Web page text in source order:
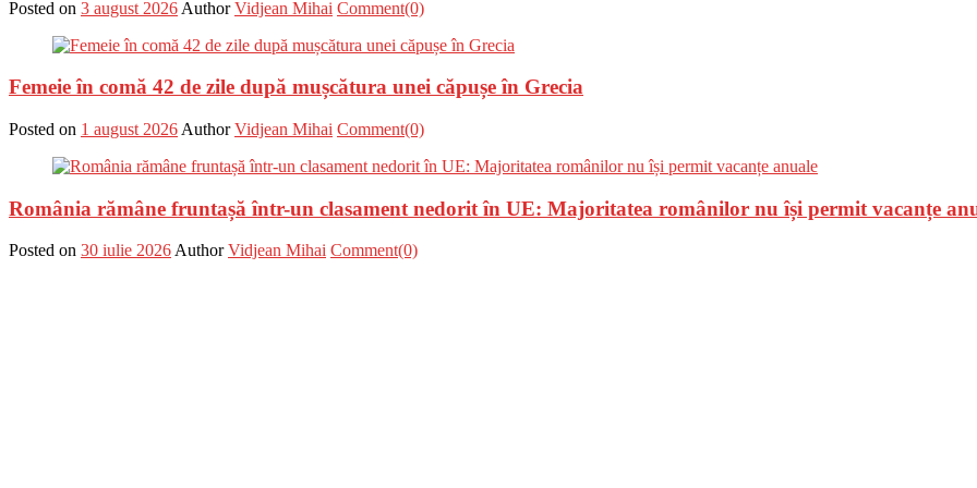
Posted on 3 august 2026 Author Vidjean Mihai Comment(0)
Femeie în comă 42 de zile după mușcătura unei căpușe în Grecia
Posted on 1 august 2026 Author Vidjean Mihai Comment(0)
România rămâne fruntașă într-un clasament nedorit în UE: Majoritatea românilor nu își permit vacanțe
Posted on 30 iulie 2026Author Vidjean Mihai Comment(0)